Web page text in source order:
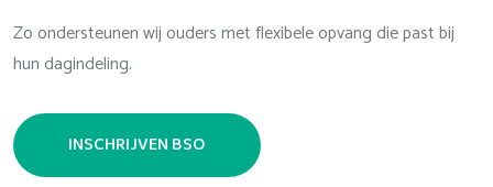
Zo ondersteunen wij ouders met flexibele opvang die past bij
hun dagindeling.
INSCHRIJVEN BSO